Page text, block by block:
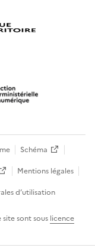
Schéma
Mentions légales
d’utilisation
sont sous licence